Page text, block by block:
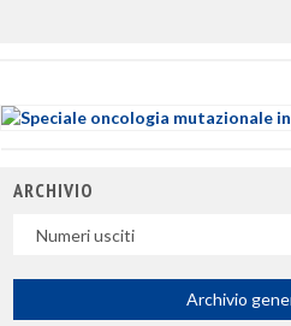
ARCHIVIO
Archivio